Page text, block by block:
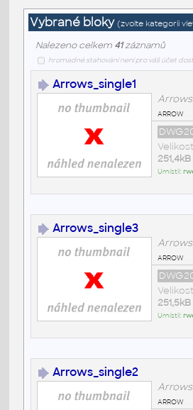
Vybrané bloky (zvolte kategorii
Nalezeno celkem 41záznamů
hromadné stahování není pro váš účet
Arrows_single1
arrow
Velikost
251,4kB
Umístil:
Arrows_single3
arrow
Velikost
251,5kB
Umístil:
Arrows_single2
arrow